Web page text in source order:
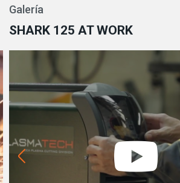
Galería
SHARK 125 AT WORK